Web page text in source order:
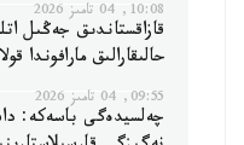
10:08, 04 تامىز 2026
قازاقستاندىق جەڭىل
حالىقارالىق مارافوندا
09:55, 04 تامىز 2026
چەلسيدەگى باسەكە: